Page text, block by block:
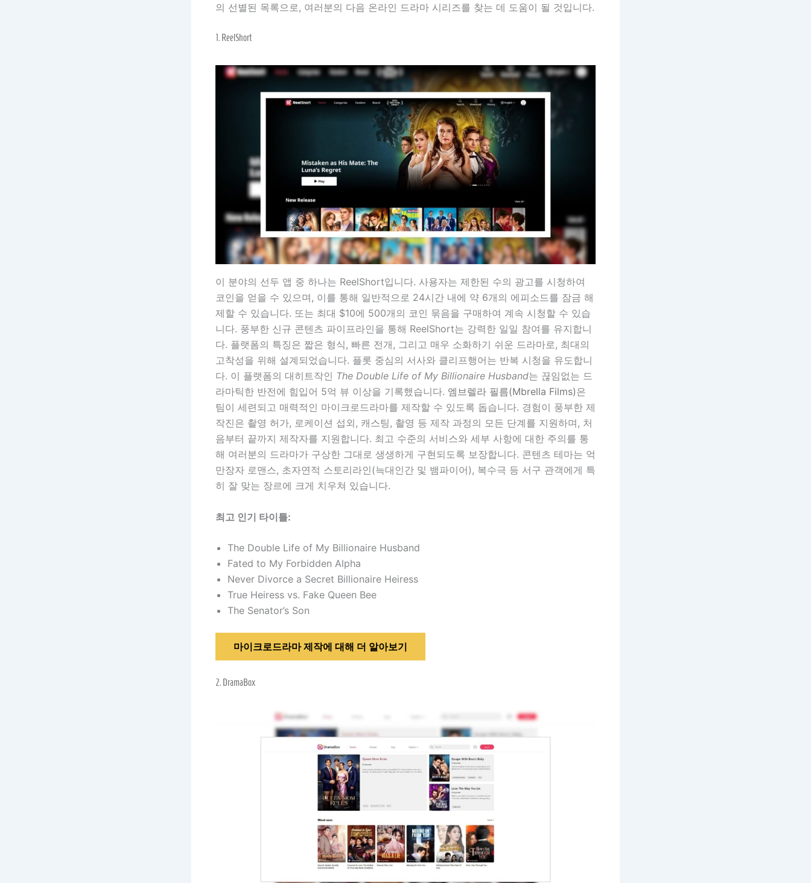
의 선별된 목록으로, 여러분의 다음 온라인 드라마 시리즈를 찾는 데 도움이 될 것입니다.
1. ReelShort
이 분야의 선두 앱 중 하나는 ReelShort입니다. 사용자는 제한된 수의 광고를 시청하여
코인을 얻을 수 있으며, 이를 통해 일반적으로 24시간 내에 약 6개의 에피소드를 잠금 해
제할 수 있습니다. 또는 최대 $10에 500개의 코인 묶음을 구매하여 계속 시청할 수 있습
니다. 풍부한 신규 콘텐츠 파이프라인을 통해 ReelShort는 강력한 일일 참여를 유지합니
다. 플랫폼의 특징은 짧은 형식, 빠른 전개, 그리고 매우 소화하기 쉬운 드라마로, 최대의
고착성을 위해 설계되었습니다. 플롯 중심의 서사와 클리프행어는 반복 시청을 유도합니
다. 이 플랫폼의 대히트작인 The Double Life of My Billionaire Husband는 끊임없는 드
라마틱한 반전에 힘입어 5억 뷰 이상을 기록했습니다. 엠브렐라 필름(Mbrella Films)은
팀이 세련되고 매력적인 마이크로드라마를 제작할 수 있도록 돕습니다. 경험이 풍부한 제
작진은 촬영 허가, 로케이션 섭외, 캐스팅, 촬영 등 제작 과정의 모든 단계를 지원하며, 처
음부터 끝까지 제작자를 지원합니다. 최고 수준의 서비스와 세부 사항에 대한 주의를 통
해 여러분의 드라마가 구상한 그대로 생생하게 구현되도록 보장합니다. 콘텐츠 테마는 억
만장자 로맨스, 초자연적 스토리라인(늑대인간 및 뱀파이어), 복수극 등 서구 관객에게 특
히 잘 맞는 장르에 크게 치우쳐 있습니다.
최고 인기 타이틀:
The Double Life of My Billionaire Husband
Fated to My Forbidden Alpha
Never Divorce a Secret Billionaire Heiress
True Heiress vs. Fake Queen Bee
The Senator’s Son
마이크로드라마 제작에 대해 더 알아보기
2. DramaBox